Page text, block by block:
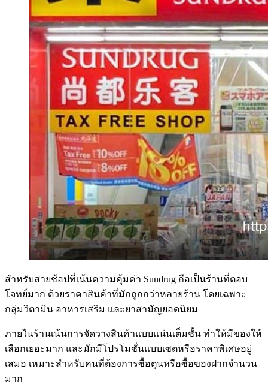
สำหรับสายช้อปที่เน้นความคุ้มค่า Sundrug ถือเป็นร้านที่ตอบ
โจทย์มาก ด้วยราคาสินค้าที่มักถูกกว่าหลายร้าน โดยเฉพาะ
กลุ่มวิตามิน อาหารเสริม และยาสามัญยอดนิยม
ภายในร้านเน้นการจัดวางสินค้าแบบแน่นเต็มชั้น ทำให้มีของให้
เลือกเยอะมาก และมักมีโปรโมชั่นแบบเซตหรือราคาพิเศษอยู่
เสมอ เหมาะสำหรับคนที่ต้องการซื้อตุนหรือซื้อของฝากจำนวน
มาก